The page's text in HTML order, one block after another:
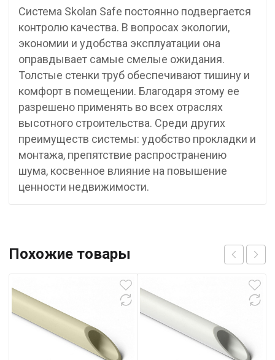
Система Skolan Safe постоянно подвергается
контролю качества. В вопросах экологии,
экономии и удобства эксплуатации она
оправдывает самые смелые ожидания.
Толстые стенки труб обеспечивают тишину и
комфорт в помещении. Благодаря этому ее
разрешено применять во всех отраслях
высотного строительства. Среди других
преимуществ системы: удобство прокладки и
монтажа, препятствие распространению
шума, косвенное влияние на повышение
ценности недвижимости.
Похожие товары